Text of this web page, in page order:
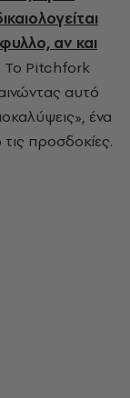
αν και
. Το Pitchfork
αυτό
ένα
προσδοκίες.